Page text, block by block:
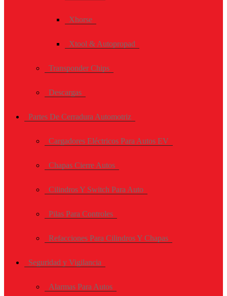
Xhorse
Xtool & Autopropad
Transponder Chips
Descargas
Partes De Cerradura Automotriz
Cargadores Eléctricos Para Autos EV
Chapas Cierre Autos
Cilindros Y Switch Para Auto
Pilas Para Controles
Refacciones Para Cilindros Y Chapas
Seguridad y Vigilancia
Alarmas Para Autos